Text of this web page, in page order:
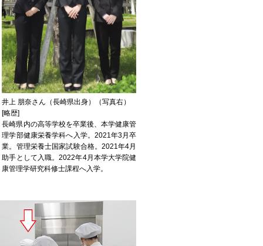
井上 朋奈さん（長崎県出身）（写真右）
[略歴]
長崎県内の高等学校を卒業後、本学健康管
理学部健康栄養学科へ入学。2021年3月卒
業。管理栄養士国家試験合格。2021年4月
助手として入職。2022年4月本学大学院健
康管理学研究科修士課程へ入学。